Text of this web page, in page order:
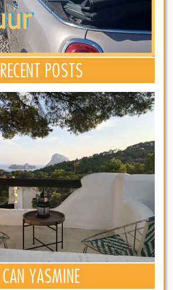
RECENT POSTS
CAN YASMINE